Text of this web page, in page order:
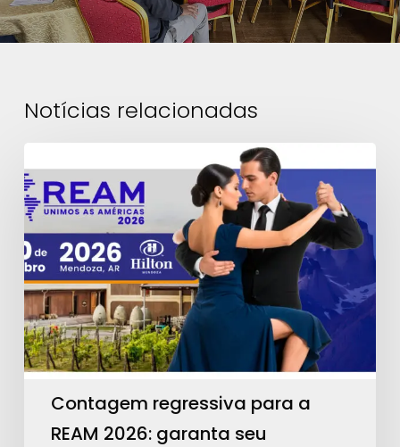
Notícias relacionadas
regressiva
para
a
REAM
2026:
garanta
seu
ingresso!
Contagem regressiva para a
REAM 2026: garanta seu